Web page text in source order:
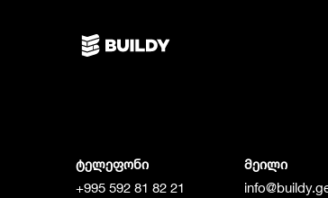
ტელეფონი
+995 592 81 82 21
მეილი